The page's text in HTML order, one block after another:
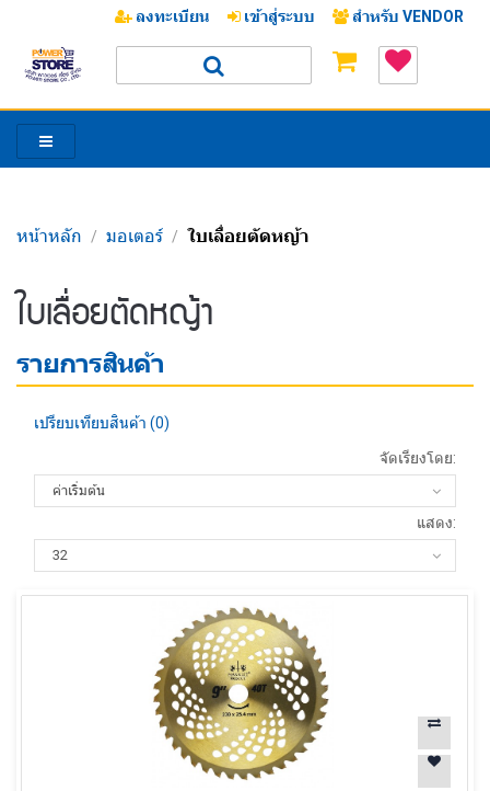
ลงทะเบียน เข้าสู่ระบบ สำหรับ VENDOR
หน้าหลัก / มอเตอร์ / ใบเลื่อยตัดหญ้า
ใบเลื่อยตัดหญ้า
รายการสินค้า
เปรียบเทียบสินค้า (0)
จัดเรียงโดย:
แสดง: